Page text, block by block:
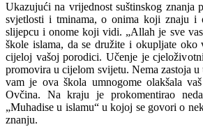
Ukazujući na vrijednost suštinskog znanja
svjetlosti i tminama, o onima koji znaju i
slijepcu i onome koji vidi. „Allah je sve
škole islama, da se družite i okupljate
cijeloj vašoj porodici. Učenje je
promovira u cijelom svijetu. Nema zastoja
vam je ova škola umnogome olakšala
Ovčina. Na kraju je prokomentirao
„Muhadise u islamu“ u kojoj se govori o
znanju.